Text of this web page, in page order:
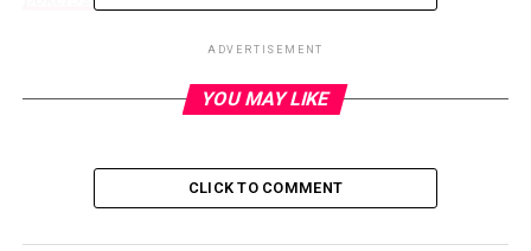
ADVERTISEMENT
YOU MAY LIKE
CLICK TO COMMENT